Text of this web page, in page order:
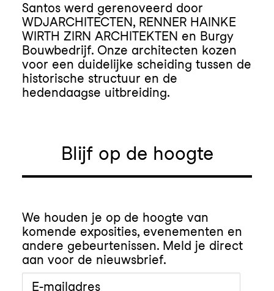
Santos werd gerenoveerd door
WDJARCHITECTEN, RENNER HAINKE
WIRTH ZIRN ARCHITEKTEN en Burgy
Bouwbedrijf. Onze architecten kozen
voor een duidelijke scheiding tussen de
historische structuur en de
hedendaagse uitbreiding.
Blijf op de hoogte
We houden je op de hoogte van
komende exposities, evenementen en
andere gebeurtenissen. Meld je direct
aan voor de nieuwsbrief.